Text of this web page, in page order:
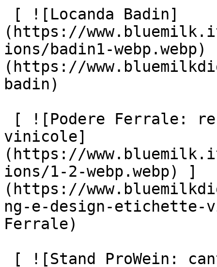
(https://
ions/badin1-
(https://
badin)
vinicole]
(https://
ions/1-2-webp.webp) ]
(https://
ng-e-design-etichette-
Ferrale)